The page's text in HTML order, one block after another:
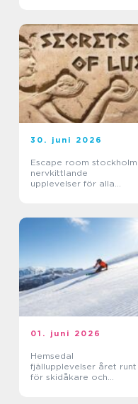
30. juni 2026
Escape room stockholm
nervkittlande
upplevelser för alla
01. juni 2026
Hemsedal
fjällupplevelser året runt
för skidåkare och